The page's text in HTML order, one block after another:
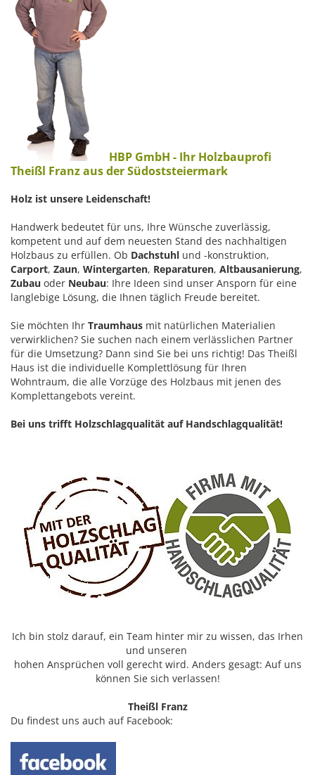
HBP GmbH - Ihr Holzbauprofi
Theißl Franz aus der Südoststeiermark
Holz ist unsere Leidenschaft!
Handwerk bedeutet für uns, Ihre Wünsche zuverlässig,
kompetent und auf dem neuesten Stand des nachhaltigen
Holzbaus zu erfüllen. Ob Dachstuhl und -konstruktion,
Carport, Zaun, Wintergarten, Reparaturen, Altbausanierung,
Zubau oder Neubau: Ihre Ideen sind unser Ansporn für eine
langlebige Lösung, die Ihnen täglich Freude bereitet.
Sie möchten Ihr Traumhaus mit natürlichen Materialien
verwirklichen? Sie suchen nach einem verlässlichen Partner
für die Umsetzung? Dann sind Sie bei uns richtig! Das Theißl
Haus ist die individuelle Komplettlösung für Ihren
Wohntraum, die alle Vorzüge des Holzbaus mit jenen des
Komplettangebots vereint.
Bei uns trifft Holzschlagqualität auf Handschlagqualität!
Ich bin stolz darauf, ein Team hinter mir zu wissen, das Irhen
und unseren
hohen Ansprüchen voll gerecht wird. Anders gesagt: Auf uns
können Sie sich verlassen!
Theißl Franz
Du findest uns auch auf Facebook: